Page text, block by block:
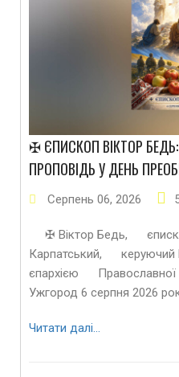
✠ ЄПИСКОП ВІКТОР
ПРОПОВІДЬ У ДЕНЬ
Серпень 06, 2026
✠ Віктор Бедь,
Карпатський, керуючий
єпархією Православної
Ужгород 6 серпня
Читати далі…